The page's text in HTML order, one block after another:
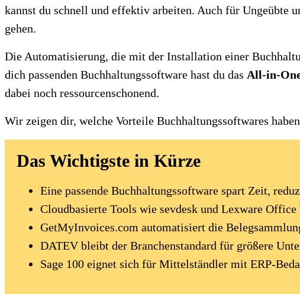
kannst du schnell und effektiv arbeiten. Auch für Ungeübte
gehen.
Die Automatisierung, die mit der Installation einer
dich passenden Buchhaltungssoftware hast du das All-in-
dabei noch ressourcenschonend.
Wir zeigen dir, welche Vorteile Buchhaltungssoftwares
Das Wichtigste in Kürze
Eine passende Buchhaltungssoftware spart Zeit,
Cloudbasierte Tools wie sevdesk und Lexware
GetMyInvoices.com automatisiert die
DATEV bleibt der Branchenstandard für größere
Sage 100 eignet sich für Mittelständler mit ERP-